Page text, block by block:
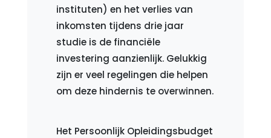
instituten) en het verlies van
inkomsten tijdens drie jaar
studie is de financiële
investering aanzienlijk. Gelukkig
zijn er veel regelingen die helpen
om deze hindernis te overwinnen.
Het Persoonlijk Opleidingsbudget